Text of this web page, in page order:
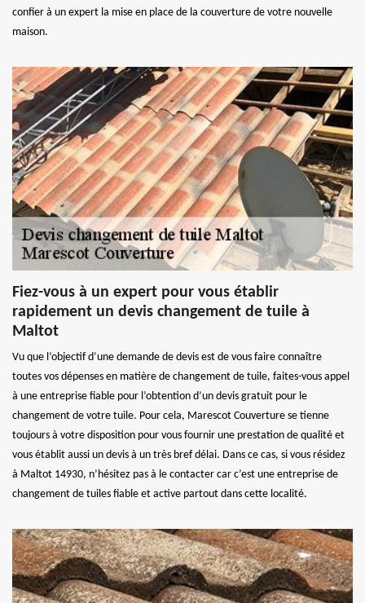
confier à un expert la mise en place de la couverture de votre nouvelle
maison.
Fiez-vous à un expert pour vous établir
rapidement un devis changement de tuile à
Maltot
Vu que l’objectif d’une demande de devis est de vous faire connaître
toutes vos dépenses en matière de changement de tuile, faites-vous appel
à une entreprise fiable pour l’obtention d’un devis gratuit pour le
changement de votre tuile. Pour cela, Marescot Couverture se tienne
toujours à votre disposition pour vous fournir une prestation de qualité et
vous établit aussi un devis à un très bref délai. Dans ce cas, si vous résidez
à Maltot 14930, n’hésitez pas à le contacter car c’est une entreprise de
changement de tuiles fiable et active partout dans cette localité.